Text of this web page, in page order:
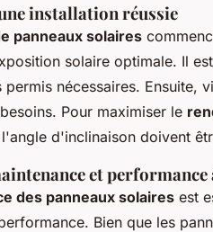
installation réussie
panneaux solaires
solaire optimale. Il
nécessaires. Ensuite,
Pour maximiser le
d'inclinaison doivent
et
des panneaux solaires est
Bien que les